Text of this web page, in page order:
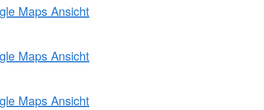
Maps Ansicht
Maps Ansicht
Maps Ansicht